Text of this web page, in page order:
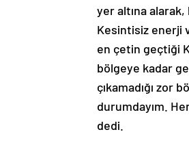
yer altına alarak,
Kesintisiz enerji
en çetin geçtiği
bölgeye kadar
çıkamadığı zor
durumdayım.
dedi.